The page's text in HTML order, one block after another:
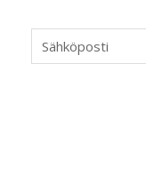
Talotekninen